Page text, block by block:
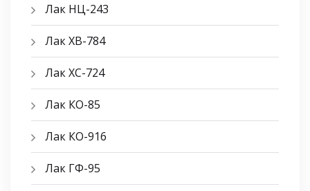
Лак НЦ-243
Лак ХВ-784
Лак ХС-724
Лак КО-85
Лак КО-916
Лак ГФ-95